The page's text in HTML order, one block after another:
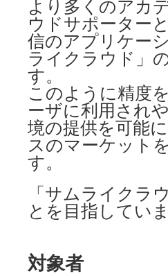
より多くのアカ
ウドサポーター
信のアプリケー
ライクラウド」
す。
このように精度
ーザに利用され
境の提供を可能
スのマーケット
す。
「サムライクラ
とを目指していま
対象者